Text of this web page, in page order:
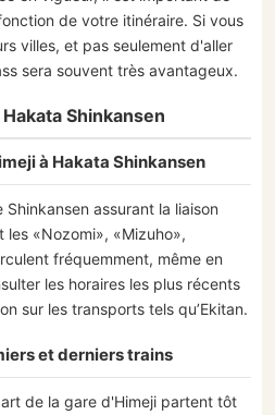
de votre itinéraire. Si vous
villes, et pas seulement d'aller
sera souvent très avantageux.
Shinkansen
à Hakata Shinkansen
assurant la liaison
les «Nozomi», «Mizuho»,
fréquemment, même en
les horaires les plus récents
sur les transports tels qu’Ekitan.
et derniers trains
de la gare d'Himeji partent tôt